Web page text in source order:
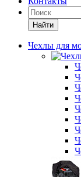
Найти
Чехлы для